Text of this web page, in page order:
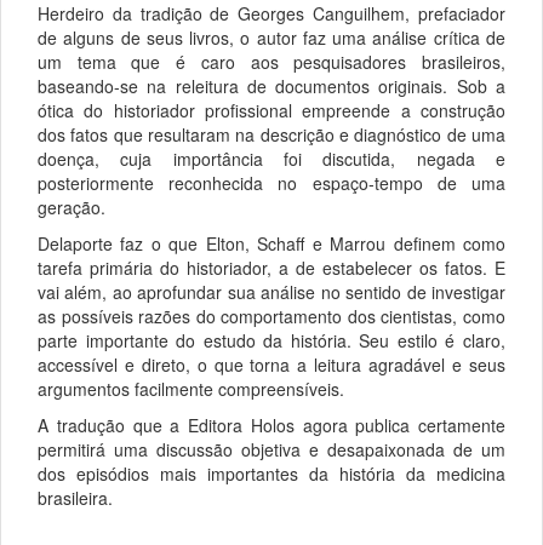
Herdeiro da tradição de Georges Canguilhem, prefaciador
de alguns de seus livros, o autor faz uma análise crítica de
um tema que é caro aos pesquisadores brasileiros,
baseando-se na releitura de documentos originais. Sob a
ótica do historiador profissional empreende a construção
dos fatos que resultaram na descrição e diagnóstico de uma
doença, cuja importância foi discutida, negada e
posteriormente reconhecida no espaço-tempo de uma
geração.
Delaporte faz o que Elton, Schaff e Marrou definem como
tarefa primária do historiador, a de estabelecer os fatos. E
vai além, ao aprofundar sua análise no sentido de investigar
as possíveis razões do comportamento dos cientistas, como
parte importante do estudo da história. Seu estilo é claro,
accessível e direto, o que torna a leitura agradável e seus
argumentos facilmente compreensíveis.
A tradução que a Editora Holos agora publica certamente
permitirá uma discussão objetiva e desapaixonada de um
dos episódios mais importantes da história da medicina
brasileira.